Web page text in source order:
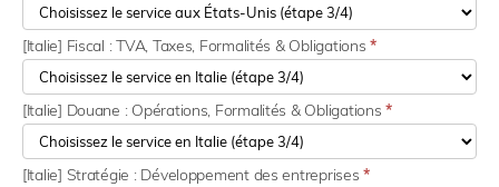
[Italie] Fiscal : TVA, Taxes, Formalités & Obligations*
[Italie] Douane : Opérations, Formalités & Obligations*
[Italie] Stratégie : Développement des entreprises*